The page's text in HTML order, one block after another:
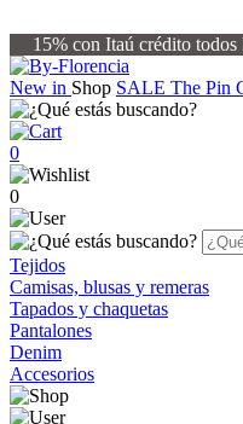
15% con Itaú crédito
New in Shop SALE The Pin
0
0
Tejidos
Camisas, blusas y remeras
Tapados y chaquetas
Pantalones
Denim
Accesorios